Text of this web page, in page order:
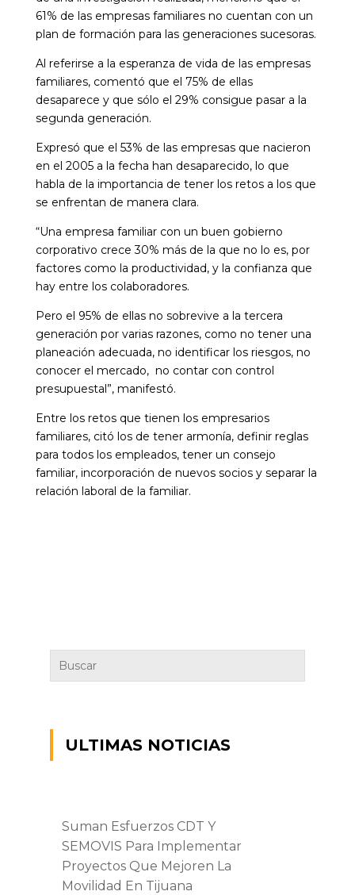
61% de las empresas familiares no cuentan con un
plan de formación para las generaciones sucesoras.
Al referirse a la esperanza de vida de las empresas
familiares, comentó que el 75% de ellas
desaparece y que sólo el 29% consigue pasar a la
segunda generación.
Expresó que el 53% de las empresas que nacieron
en el 2005 a la fecha han desaparecido, lo que
habla de la importancia de tener los retos a los que
se enfrentan de manera clara.
“Una empresa familiar con un buen gobierno
corporativo crece 30% más de la que no lo es, por
factores como la productividad, y la confianza que
hay entre los colaboradores.
Pero el 95% de ellas no sobrevive a la tercera
generación por varias razones, como no tener una
planeación adecuada, no identificar los riesgos, no
conocer el mercado, no contar con control
presupuestal”, manifestó.
Entre los retos que tienen los empresarios
familiares, citó los de tener armonía, definir reglas
para todos los empleados, tener un consejo
familiar, incorporación de nuevos socios y separar la
relación laboral de la familiar.
ULTIMAS NOTICIAS
Suman Esfuerzos CDT Y
SEMOVIS Para Implementar
Proyectos Que Mejoren La
Movilidad En Tijuana